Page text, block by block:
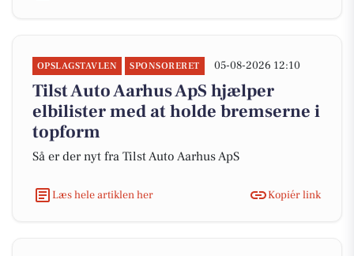
OPSLAGSTAVLEN SPONSORERET 05-08-2026 12:10
Tilst Auto Aarhus ApS hjælper
elbilister med at holde bremserne i
topform
Så er der nyt fra Tilst Auto Aarhus ApS
Læs hele artiklen her Kopiér link